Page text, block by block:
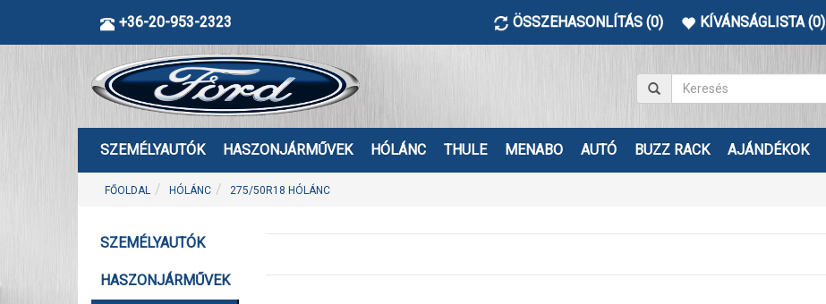
+36-20-953-2323 ÖSSZEHASONLÍTÁS (0) KÍVÁNSÁGLISTA (0)
SZEMÉLYAUTÓK HASZONJÁRMŰVEK HÓLÁNC THULE MENABO AUTÓ BUZZ RACK AJÁNDÉKOK
FŐOLDAL HÓLÁNC 275/50R18 HÓLÁNC
SZEMÉLYAUTÓK
HASZONJÁRMŰVEK